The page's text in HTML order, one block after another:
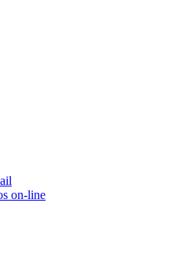
on-line